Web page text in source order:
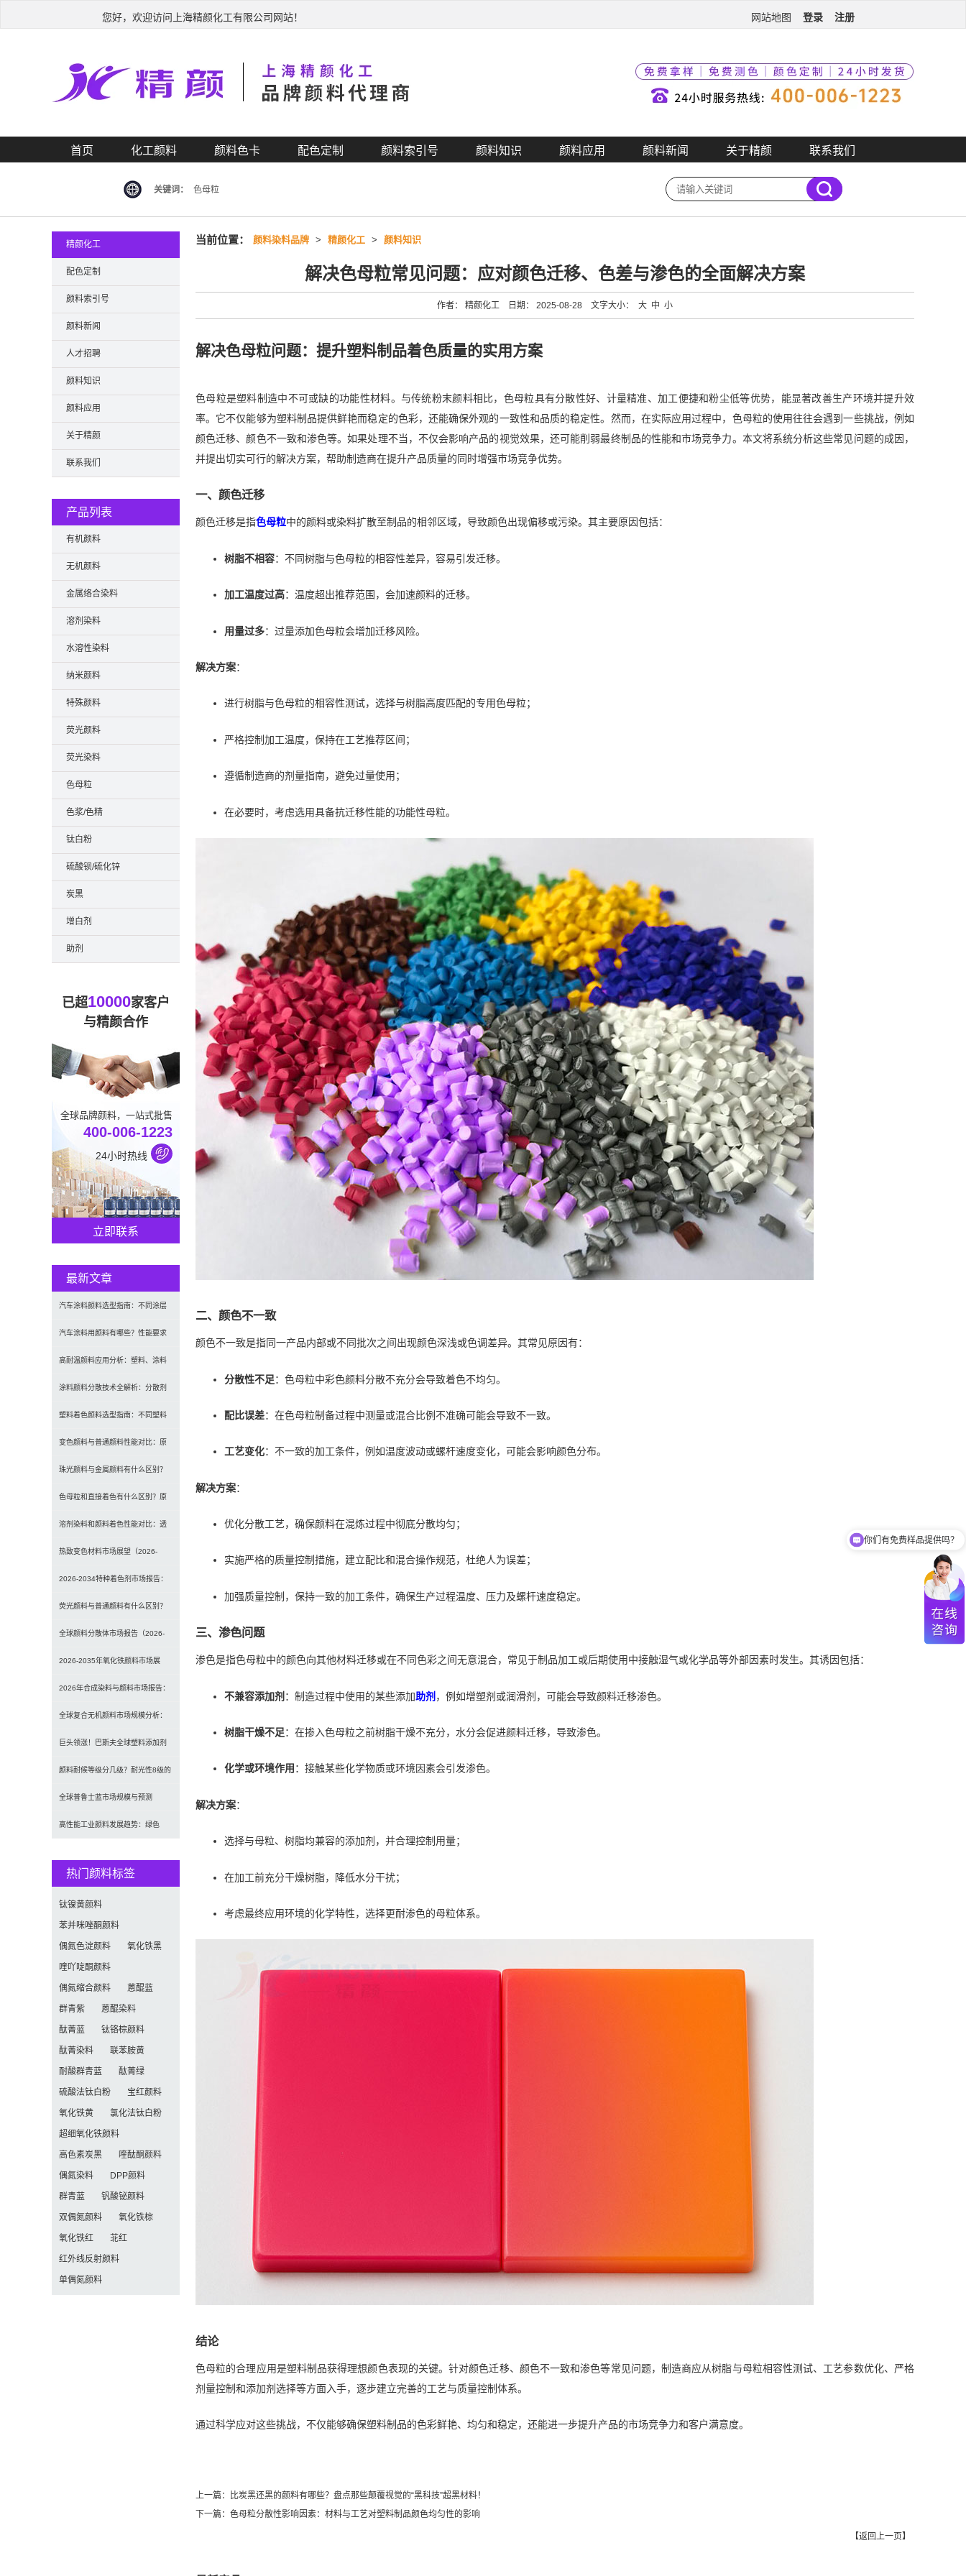
您好，欢迎访问上海精颜化工有限公司网站！ 网站地图 登录 注册
首页 化工颜料 颜料色卡 配色定制 颜料索引号 颜料知识 颜料应用 颜料新闻 关于精颜 联系我们
关键词： 色母粒
当前位置： 颜料染料品牌 > 精颜化工 > 颜料知识
解决色母粒常见问题：应对颜色迁移、色差与渗色的全面解决方案
作者： 精颜化工 日期： 2025-08-28 文字大小： 大 中 小
解决色母粒问题：提升塑料制品着色质量的实用方案
色母粒是塑料制造中不可或缺的功能性材料。与传统粉末颜料相比，色母粒具有分散性好、计量精准、加工便捷和粉尘低等优势，能显著改善生产环境并提升效
率。它不仅能够为塑料制品提供鲜艳而稳定的色彩，还能确保外观的一致性和品质的稳定性。然而，在实际应用过程中，色母粒的使用往往会遇到一些挑战，例如
颜色迁移、颜色不一致和渗色等。如果处理不当，不仅会影响产品的视觉效果，还可能削弱最终制品的性能和市场竞争力。本文将系统分析这些常见问题的成因，
并提出切实可行的解决方案，帮助制造商在提升产品质量的同时增强市场竞争优势。
一、颜色迁移
颜色迁移是指色母粒中的颜料或染料扩散至制品的相邻区域，导致颜色出现偏移或污染。其主要原因包括：
树脂不相容：不同树脂与色母粒的相容性差异，容易引发迁移。
加工温度过高：温度超出推荐范围，会加速颜料的迁移。
用量过多：过量添加色母粒会增加迁移风险。
解决方案：
进行树脂与色母粒的相容性测试，选择与树脂高度匹配的专用色母粒；
严格控制加工温度，保持在工艺推荐区间；
遵循制造商的剂量指南，避免过量使用；
在必要时，考虑选用具备抗迁移性能的功能性母粒。
二、颜色不一致
颜色不一致是指同一产品内部或不同批次之间出现颜色深浅或色调差异。其常见原因有：
分散性不足：色母粒中彩色颜料分散不充分会导致着色不均匀。
配比误差：在色母粒制备过程中测量或混合比例不准确可能会导致不一致。
工艺变化：不一致的加工条件，例如温度波动或螺杆速度变化，可能会影响颜色分布。
解决方案：
优化分散工艺，确保颜料在混炼过程中彻底分散均匀；
实施严格的质量控制措施，建立配比和混合操作规范，杜绝人为误差；
加强质量控制，保持一致的加工条件，确保生产过程温度、压力及螺杆速度稳定。
三、渗色问题
渗色是指色母粒中的颜色向其他材料迁移或在不同色彩之间无意混合，常见于制品加工或后期使用中接触湿气或化学品等外部因素时发生。其诱因包括：
不兼容添加剂 ：制造过程中使用的某些添加助剂 ，例如增塑剂或润滑剂，可能会导致颜料迁移渗色。
树脂干燥不足：在掺入色母粒之前树脂干燥不充分，水分会促进颜料迁移，导致渗色。
化学或环境作用 ：接触某些化学物质或环境因素会引发渗色。
解决方案：
选择与母粒、树脂均兼容的添加剂，并合理控制用量；
在加工前充分干燥树脂，降低水分干扰；
考虑最终应用环境的化学特性，选择更耐渗色的母粒体系。
结论
色母粒的合理应用是塑料制品获得理想颜色表现的关键。针对颜色迁移、颜色不一致和渗色等常见问题，制造商应从树脂与母粒相容性测试、工艺参数优化、严格
剂量控制和添加剂选择等方面入手，逐步建立完善的工艺与质量控制体系。
通过科学应对这些挑战，不仅能够确保塑料制品的色彩鲜艳、均匀和稳定，还能进一步提升产品的市场竞争力和客户满意度。
上一篇：
比炭黑还黑的颜料有哪些？盘点那些颠覆视觉的“黑科技”超黑材料！
下一篇： 色母粒分散性影响因素：材料与工艺对塑料制品颜色均匀性的影响
【返回上一页】
精颜化工
配色定制
颜料索引号
颜料新闻
人才招聘
颜料知识
颜料应用
关于精颜
联系我们
产品列表
有机颜料
无机颜料
金属络合染料
溶剂染料
水溶性染料
纳米颜料
特殊颜料
荧光颜料
荧光染料
色母粒
色浆/色精
钛白粉
硫酸钡/硫化锌
炭黑
增白剂
助剂
已超10000家客户
与精颜合作
全球品牌颜料，一站式批售
400-006-1223
24小时热线
立即联系
最新文章
汽车涂料颜料选型指南：不同涂层
应用要求、OEM与修补漆用颜料区
别及常见问题
汽车涂料用颜料有哪些？性能要求
及常用颜料类型介绍
高耐温颜料应用分析：塑料、涂料
及工程材料的选型原则与行业实践
涂料颜料分散技术全解析：分散剂
选型、研磨工艺及常见问题解决
塑料着色颜料选型指南：不同塑料
材料如何选择合适颜料？
变色颜料与普通颜料性能对比：原
理、特点及应用差异解析
珠光颜料与金属颜料有什么区别？
原理、效果与应用对比
色母粒和直接着色有什么区别？原
理、性能与应用全面对比
溶剂染料和颜料着色性能对比：透
明性、耐候性与应用选择全解析
热致变色材料市场展望（2026-
2034）：2034年将达336亿美元，
亚太份额超四成
2026-2034特种着色剂市场报告：
规模、份额、趋势及预测
荧光颜料与普通颜料有什么区别？
发光原理、性能对比及应用解析
全球颜料分散体市场报告（2026-
2033）：无机颜料主导，涂料为最
大应用
2026-2035年氧化铁颜料市场展
望：全球规模将达41亿美元，建筑
行业领跑
2026年合成染料与颜料市场报告：
规模、趋势及2030年增长预测
（CAGR 7.1%）
全球复合无机颜料市场规模分析：
2035年达5.39亿美元，建筑与涂料
需求推动增长
巨头领涨！巴斯夫全球塑料添加剂
涨价20% 原材料成本推高行业价格
颜料耐候等级分几级？耐光性8级的
定义及耐候性测试标准解析
全球普鲁士蓝市场规模与预测
（2026-2034）：按类型、形式、
高性能工业颜料发展趋势：绿色
热门颜料标签
钛镍黄颜料
苯并咪唑酮颜料
偶氮色淀颜料 氧化铁黑
喹吖啶酮颜料
偶氮缩合颜料 蒽醌蓝
群青紫 蒽醌染料
酞菁蓝 钛铬棕颜料
酞菁染料 联苯胺黄
耐酸群青蓝 酞菁绿
硫酸法钛白粉 宝红颜料
氧化铁黄 氯化法钛白粉
超细氧化铁颜料
高色素炭黑 喹酞酮颜料
偶氮染料 DPP颜料
群青蓝 钒酸铋颜料
双偶氮颜料 氧化铁棕
氧化铁红 苝红
红外线反射颜料
单偶氮颜料
你们有免费样品提供吗？